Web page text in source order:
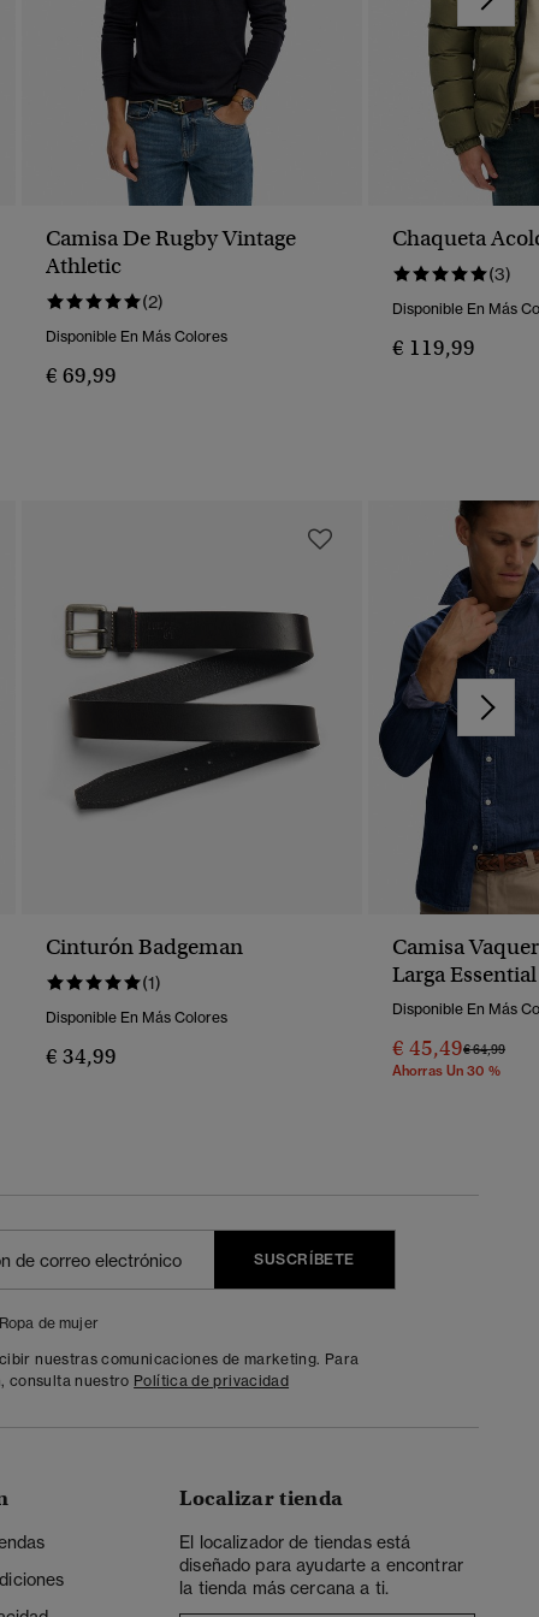
Camisa De Rugby Vintage
Athletic
(2)
Disponible En Más Colores
€ 69,99
Chaqueta
(3)
Disponible En Más
€ 119,99
Cinturón Badgeman
(1)
Disponible En Más Colores
€ 34,99
Camisa
Larga Essential
Disponible En Más
€ 45,49Precio
€ 64,99A
Ahorras Un 30 %
SUSCRÍBETE
de mujer
nuestras comunicaciones de marketing. Para
consulta nuestro Política de privacidad
Localizar tienda
El localizador de tiendas está
diseñado para ayudarte a encontrar
la tienda más cercana a ti.